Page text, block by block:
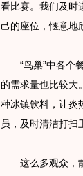
看比赛。我们及时
己的座位，惬意地
“鸟巢”中各个餐
的需求量也比较大
种冰镇饮料，让炎
员，及时清洁打扫
这么多观众，散